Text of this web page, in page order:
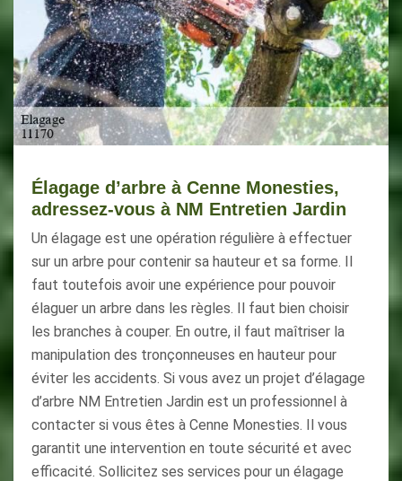
Élagage d’arbre à Cenne Monesties,
adressez-vous à NM Entretien Jardin
Un élagage est une opération régulière à effectuer
sur un arbre pour contenir sa hauteur et sa forme. Il
faut toutefois avoir une expérience pour pouvoir
élaguer un arbre dans les règles. Il faut bien choisir
les branches à couper. En outre, il faut maîtriser la
manipulation des tronçonneuses en hauteur pour
éviter les accidents. Si vous avez un projet d’élagage
d’arbre NM Entretien Jardin est un professionnel à
contacter si vous êtes à Cenne Monesties. Il vous
garantit une intervention en toute sécurité et avec
efficacité. Sollicitez ses services pour un élagage